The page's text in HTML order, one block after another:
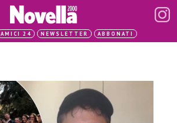
AMICI 24 NEWSLETTER ABBONATI